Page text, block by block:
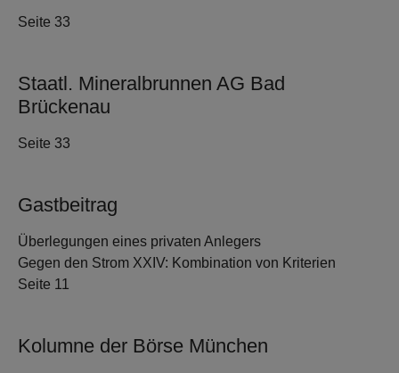
Seite 33
Staatl. Mineralbrunnen AG Bad
Brückenau
Seite 33
Gastbeitrag
Überlegungen eines privaten Anlegers
Gegen den Strom XXIV: Kombination von Kriterien
Seite 11
Kolumne der Börse München